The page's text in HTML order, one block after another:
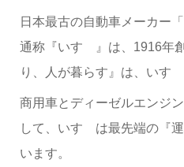
日本最古の自動車メーカー
通称『いすゞ』は、1916年
り、人が暮らす』は、いす
商用車とディーゼルエンジ
して、いすゞは最先端の『
います。